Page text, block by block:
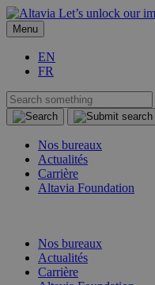
Let’s unlock our
Menu
EN
FR
Nos bureaux
Actualités
Carrière
Altavia Foundation
Nos bureaux
Actualités
Carrière